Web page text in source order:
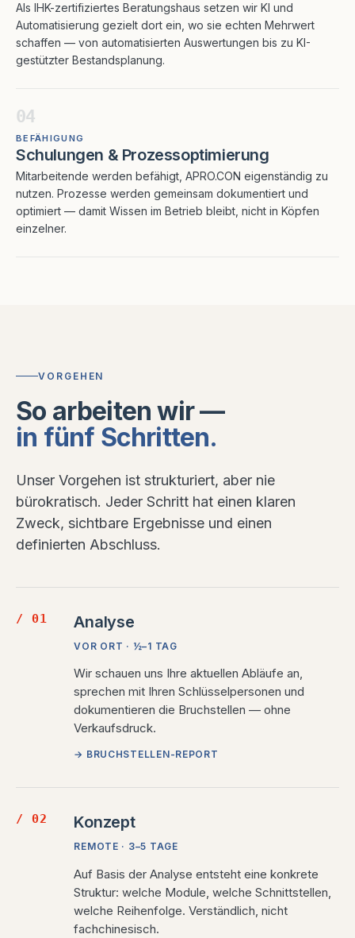
Als IHK-zertifiziertes Beratungshaus setzen wir KI und
Automatisierung gezielt dort ein, wo sie echten Mehrwert
schaffen — von automatisierten Auswertungen bis zu KI-
gestützter Bestandsplanung.
04
BEFÄHIGUNG
Schulungen & Prozessoptimierung
Mitarbeitende werden befähigt, APRO.CON eigenständig zu
nutzen. Prozesse werden gemeinsam dokumentiert und
optimiert — damit Wissen im Betrieb bleibt, nicht in Köpfen
einzelner.
VORGEHEN
So arbeiten wir —
in fünf Schritten.
Unser Vorgehen ist struk­turiert, aber nie
bürokratisch. Jeder Schritt hat einen klaren
Zweck, sichtbare Ergebnisse und einen
definierten Abschluss.
/ 01 Analyse
VOR ORT · ½–1 TAG
Wir schauen uns Ihre aktuellen Abläufe an,
sprechen mit Ihren Schlüssel­personen und
dokumentieren die Bruchstellen — ohne
Verkaufsdruck.
→ BRUCHSTELLEN-REPORT
/ 02 Konzept
REMOTE · 3–5 TAGE
Auf Basis der Analyse entsteht eine konkrete
Struktur: welche Module, welche Schnittstellen,
welche Reihenfolge. Verständlich, nicht
fachchinesisch.